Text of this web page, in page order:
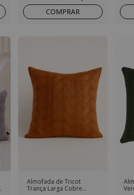
COMPRAR
Almofada de Tricot
Trança Larga Cobre